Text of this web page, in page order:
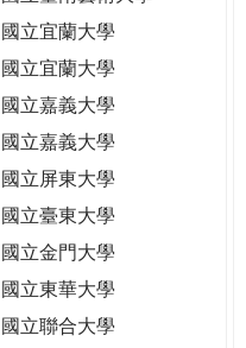
國立宜蘭大學
國立宜蘭大學
國立嘉義大學
國立嘉義大學
國立屏東大學
國立臺東大學
國立金門大學
國立東華大學
國立聯合大學